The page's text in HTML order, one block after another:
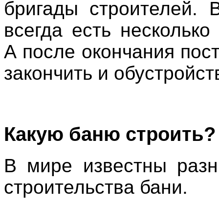
бригады строителей.
всегда есть
А после окончания
закончить и
Какую баню строить?
В мире известны
строительства бани.